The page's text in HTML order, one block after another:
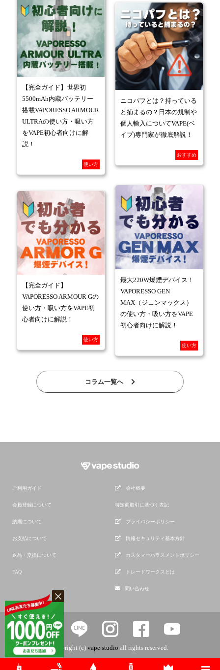
【完全ガイド】世界初
5500mAh内蔵バッテリー
搭載VAPORESSO ARMOUR
ULTRAの使い方・吸い方
をVAPE初心者向けに解
説！
使い方
ニコパフとは？持っている
と捕まるの？日本の規制や
個人輸入についてVAPE(ベ
イプ)専門家が徹底解説！
おすすめ
【完全ガイド】
VAPORESSO ARMOUR Gの
使い方・吸い方をVAPE初
心者向けに解説！
使い方
最大220W爆煙デバイス！
VAPORESSO GEN
MAX（ジェンマックス）
の使い方・吸い方をVAPE
初心者向けに解説！
使い方
コラム一覧へ
ご利用ガイド
会員登録について
納期について
お支払について
返品・交換について
FAQ
会社概要
特定商取引に基づく表記
プライバシーポリシー
情報セキュリティ基本方針
カスタマーハラスメントポリシー
トレードワークスとは
問い合わせ
copyright (c) vape studio all rights reserved.